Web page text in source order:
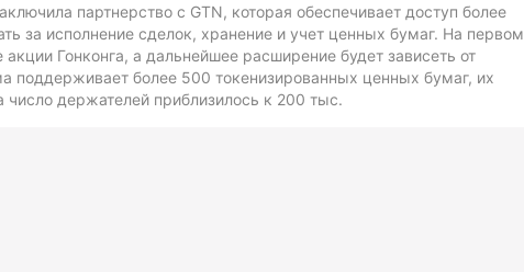
партнерство с GTN, которая обеспечивает доступ более
за исполнение сделок, хранение и учет ценных бумаг. На первом
Гонконга, а дальнейшее расширение будет зависеть от
поддерживает более 500 токенизированных ценных бумаг, их
держателей приблизилось к 200 тыс.